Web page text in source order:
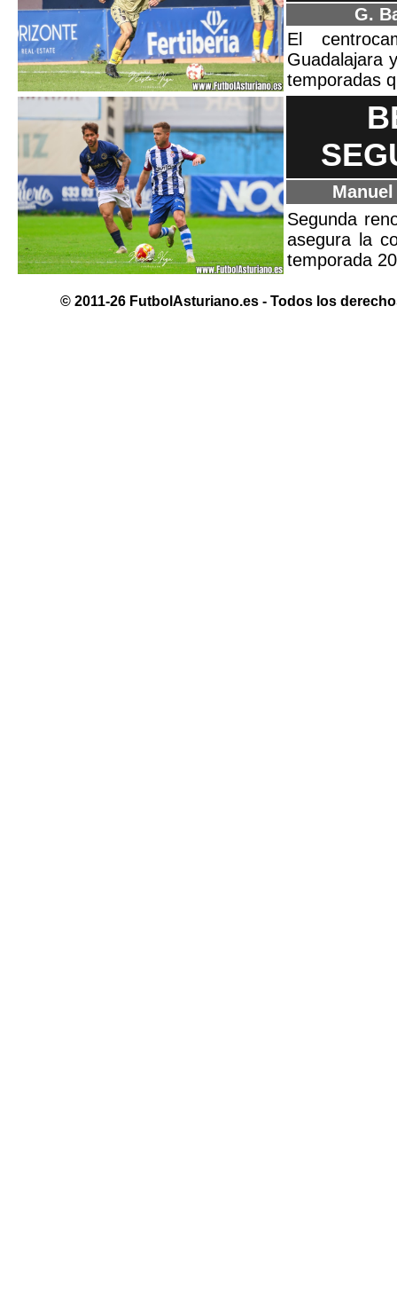
G.
El
Guadalajara
temporadas
Segunda
asegura la
temporada
© 2011-26 FutbolAsturiano.es - Todos los